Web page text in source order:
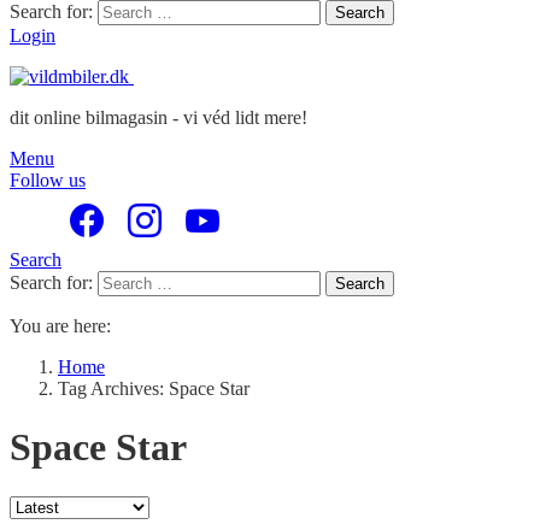
Search for:
Search
Login
dit online bilmagasin - vi véd lidt mere!
Menu
Follow us
Search
Search for:
Search
You are here:
Home
Tag Archives: Space Star
Space Star